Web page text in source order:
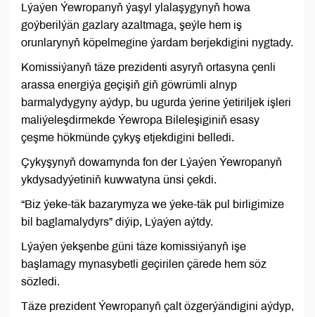
Lýaýen Ýewropanyň ýaşyl ylalaşygynyň howa
goýberilýän gazlary azaltmaga, şeýle hem iş
orunlarynyň köpelmegine ýardam berjekdigini nygtady.
Komissiýanyň täze prezidenti asyryň ortasyna çenli
arassa energiýa geçişiň giň göwrümli alnyp
barmalydygyny aýdyp, bu ugurda ýerine ýetiriljek işleri
maliýeleşdirmekde Ýewropa Bileleşiginiň esasy
çeşme hökmünde çykyş etjekdigini belledi.
Çykyşynyň dowamynda fon der Lýaýen Ýewropanyň
ykdysadyýetiniň kuwwatyna ünsi çekdi.
“Biz ýeke-täk bazarymyza we ýeke-täk pul birligimize
bil baglamalydyrs” diýip, Lýaýen aýtdy.
Lýaýen ýekşenbe güni täze komissiýanyň işe
başlamagy mynasybetli geçirilen çärede hem söz
sözledi.
Täze prezident Ýewropanyň çalt özgerýändigini aýdyp,